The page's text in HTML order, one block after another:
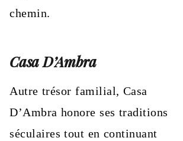
chemin.
Casa D’Ambra
Autre trésor familial, Casa
D’Ambra honore ses traditions
séculaires tout en continuant